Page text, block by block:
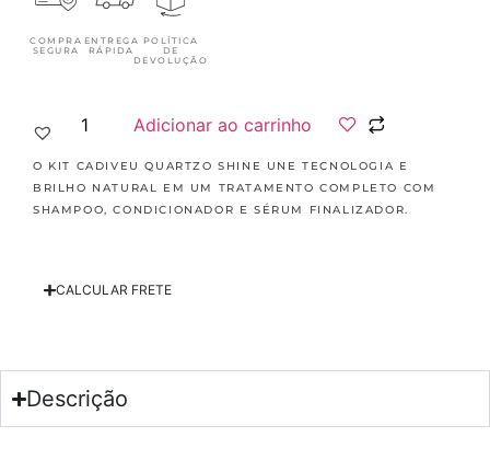
COMPRA
SEGURA
ENTREGA
RÁPIDA
POLÍTICA
DE
DEVOLUÇÃO
Adicionar ao carrinho
O KIT CADIVEU QUARTZO SHINE UNE TECNOLOGIA E
BRILHO NATURAL EM UM TRATAMENTO COMPLETO COM
SHAMPOO, CONDICIONADOR E SÉRUM FINALIZADOR.
CALCULAR FRETE
Descrição